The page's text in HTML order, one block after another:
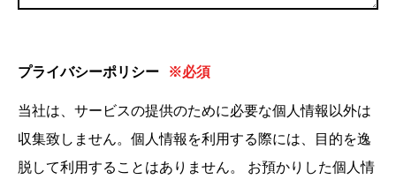
プライバシーポリシー ※必須
当社は、サービスの提供のために必要な個人情報以外は
収集致しません。個人情報を利用する際には、目的を逸
脱して利用することはありません。 お預かりした個人情